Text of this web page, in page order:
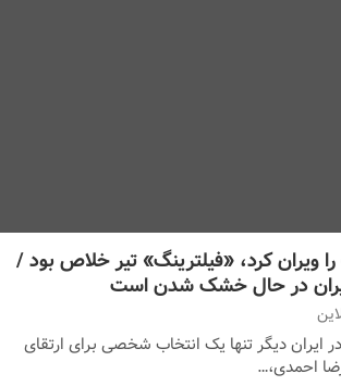
ویران کرد، «فیلترینگ» تیر خلاص بود /
در حال خشک شدن است
ایران دیگر تنها یک انتخاب شخصی برای ارتقای
احمدی،…